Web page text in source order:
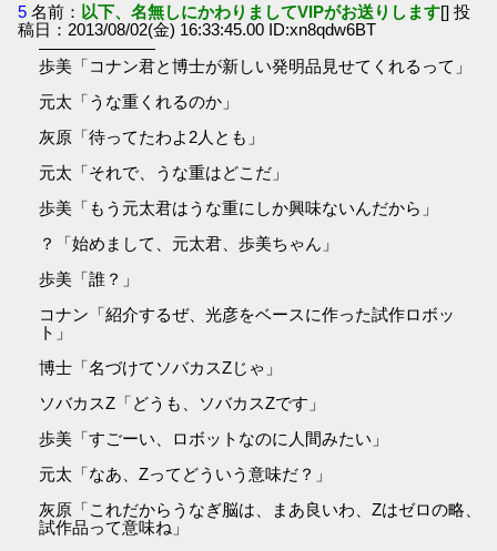
5 名前： 以下、名無しにかわりましてVIPがお送りします[] 投
稿日：2013/08/02(金) 16:33:45.00 ID:xn8qdw6BT
―――――――
歩美「コナン君と博士が新しい発明品見せてくれるって」
元太「うな重くれるのか」
灰原「待ってたわよ2人とも」
元太「それで、うな重はどこだ」
歩美「もう元太君はうな重にしか興味ないんだから」
？「始めまして、元太君、歩美ちゃん」
歩美「誰？」
コナン「紹介するぜ、光彦をベースに作った試作ロボッ
ト」
博士「名づけてソバカスZじゃ」
ソバカスZ「どうも、ソバカスZです」
歩美「すごーい、ロボットなのに人間みたい」
元太「なあ、Zってどういう意味だ？」
灰原「これだからうなぎ脳は、まあ良いわ、Zはゼロの略、
試作品って意味ね」